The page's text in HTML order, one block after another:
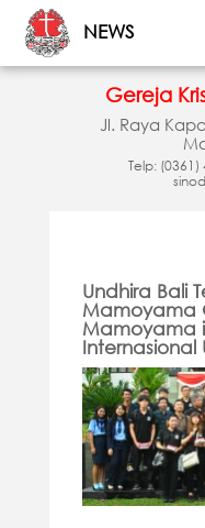
NEWS
Gereja
Jl. Raya
Telp:
Undhira Bali
Mamoyama
Mamoyama
Internasional